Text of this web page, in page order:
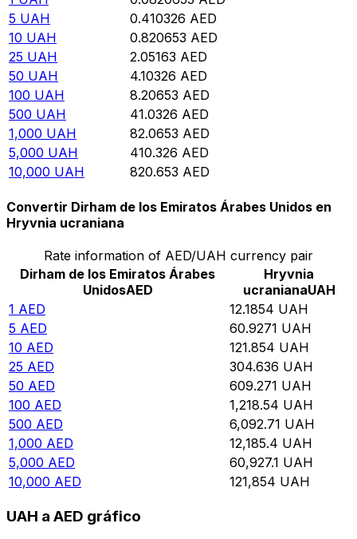
5 UAH 0.410326 AED
10 UAH 0.820653 AED
25 UAH 2.05163 AED
50 UAH 4.10326 AED
100 UAH 8.20653 AED
500 UAH 41.0326 AED
1,000 UAH 82.0653 AED
5,000 UAH 410.326 AED
10,000 UAH 820.653 AED
Convertir Dirham de los Emiratos Árabes Unidos en
Hryvnia ucraniana
Rate information of AED/UAH currency pair
Dirham de los Emiratos Árabes
UnidosAED
Hryvnia
ucranianaUAH
1 AED 12.1854 UAH
5 AED 60.9271 UAH
10 AED 121.854 UAH
25 AED 304.636 UAH
50 AED 609.271 UAH
100 AED 1,218.54 UAH
500 AED 6,092.71 UAH
1,000 AED 12,185.4 UAH
5,000 AED 60,927.1 UAH
10,000 AED 121,854 UAH
UAH a AED gráfico